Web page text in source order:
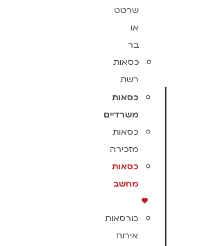
שרטט
או
בר
כסאות
רשת
כסאות
משרדיים
כסאות
מזכירה
כסאות
מחשב
כורסאות
אירוח